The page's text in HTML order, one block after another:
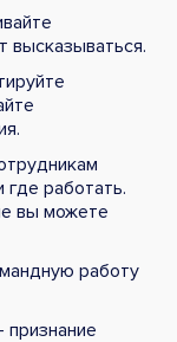
высказываться.
где работать.
вы можете
работу
признание